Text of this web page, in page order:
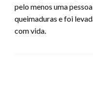
pelo menos uma
queimaduras e foi
com vida.